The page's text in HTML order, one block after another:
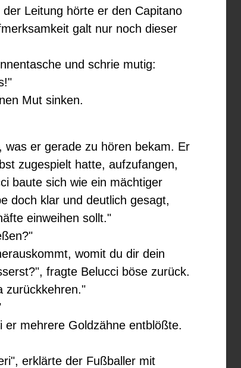
Leitung hörte er den Capitano
galt nur noch dieser
und schrie mutig:
Mut sinken.
was er gerade zu hören bekam. Er
zugespielt hatte, aufzufangen,
baute sich wie ein mächtiger
doch klar und deutlich gesagt,
einweihen sollt."
womit du dir dein
fragte Belucci böse zurück.
zurückkehren."
mehrere Goldzähne entblößte.
erklärte der Fußballer mit